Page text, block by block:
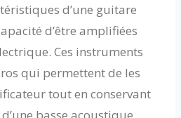
d’une guitare
d’être amplifiées
Ces instruments
qui permettent de les
tout en conservant
basse acoustique.